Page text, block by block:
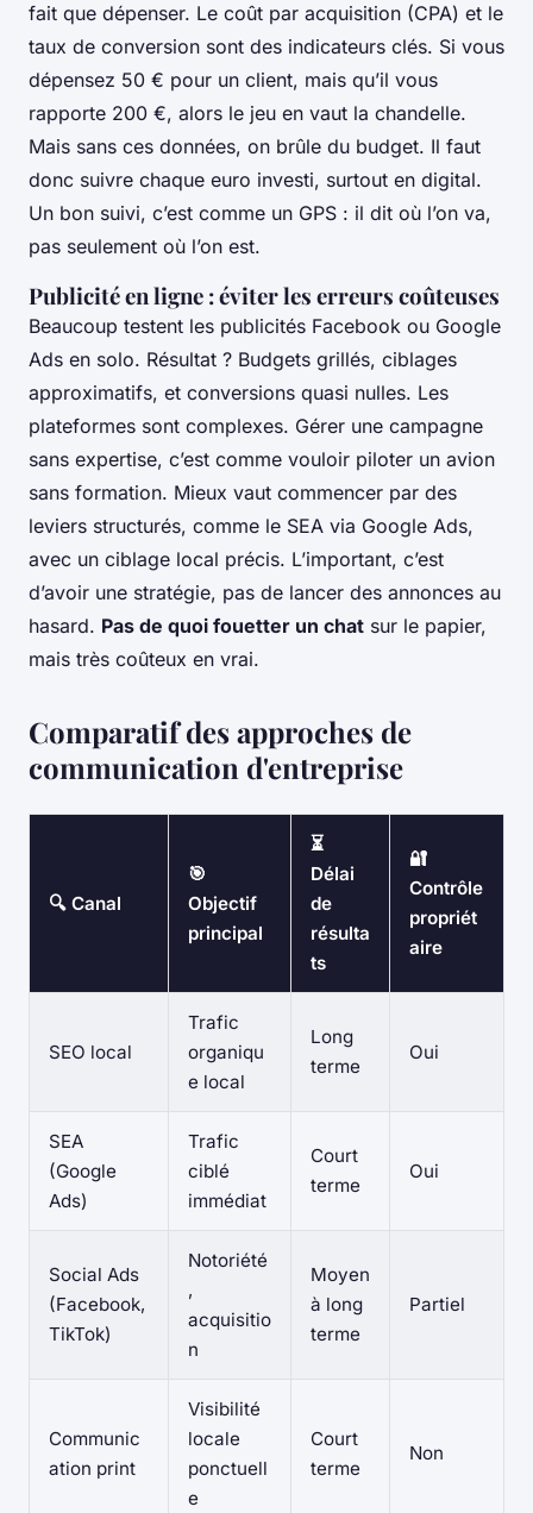
fait que dépenser. Le coût par acquisition (CPA) et le
taux de conversion sont des indicateurs clés. Si vous
dépensez 50 € pour un client, mais qu’il vous
rapporte 200 €, alors le jeu en vaut la chandelle.
Mais sans ces données, on brûle du budget. Il faut
donc suivre chaque euro investi, surtout en digital.
Un bon suivi, c’est comme un GPS : il dit où l’on va,
pas seulement où l’on est.
Publicité en ligne : éviter les erreurs coûteuses
Beaucoup testent les publicités Facebook ou Google
Ads en solo. Résultat ? Budgets grillés, ciblages
approximatifs, et conversions quasi nulles. Les
plateformes sont complexes. Gérer une campagne
sans expertise, c’est comme vouloir piloter un avion
sans formation. Mieux vaut commencer par des
leviers structurés, comme le SEA via Google Ads,
avec un ciblage local précis. L’important, c’est
d’avoir une stratégie, pas de lancer des annonces au
hasard. Pas de quoi fouetter un chat sur le papier,
mais très coûteux en vrai.
Comparatif des approches de
communication d'entreprise
🔍 Canal
🎯
Objectif
principal
⏳
Délai
de
résulta
ts
🔐
Contrôle
propriét
aire
SEO local
Trafic
organiqu
e local
Long
terme
Oui
SEA
(Google
Ads)
Trafic
ciblé
immédiat
Court
terme
Oui
Social Ads
(Facebook,
TikTok)
Notoriété
,
acquisitio
n
Moyen
à long
terme
Partiel
Communic
ation print
Visibilité
locale
ponctuell
e
Court
terme
Non